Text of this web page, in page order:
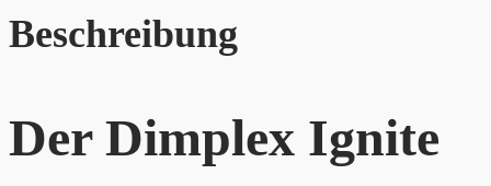
Beschreibung
Der Dimplex Ignite